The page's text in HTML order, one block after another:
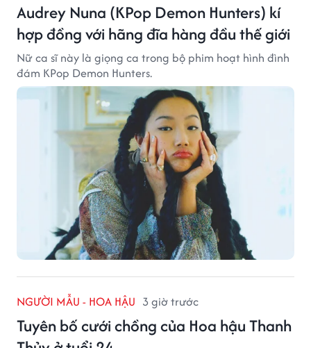
Audrey Nuna (KPop Demon Hunters) kí
hợp đồng với hãng đĩa hàng đầu thế giới
Nữ ca sĩ này là giọng ca trong bộ phim hoạt hình đình
đám KPop Demon Hunters.
NGƯỜI MẪU - HOA HẬU 3 giờ trước
Tuyên bố cưới chồng của Hoa hậu Thanh